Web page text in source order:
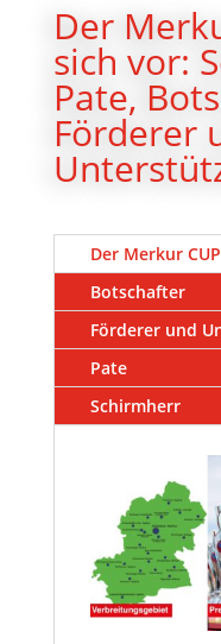
Der
sich vor:
Pate,
Förderer
Der Merkur
Botschafter
Förderer und
Pate
Schirmherr